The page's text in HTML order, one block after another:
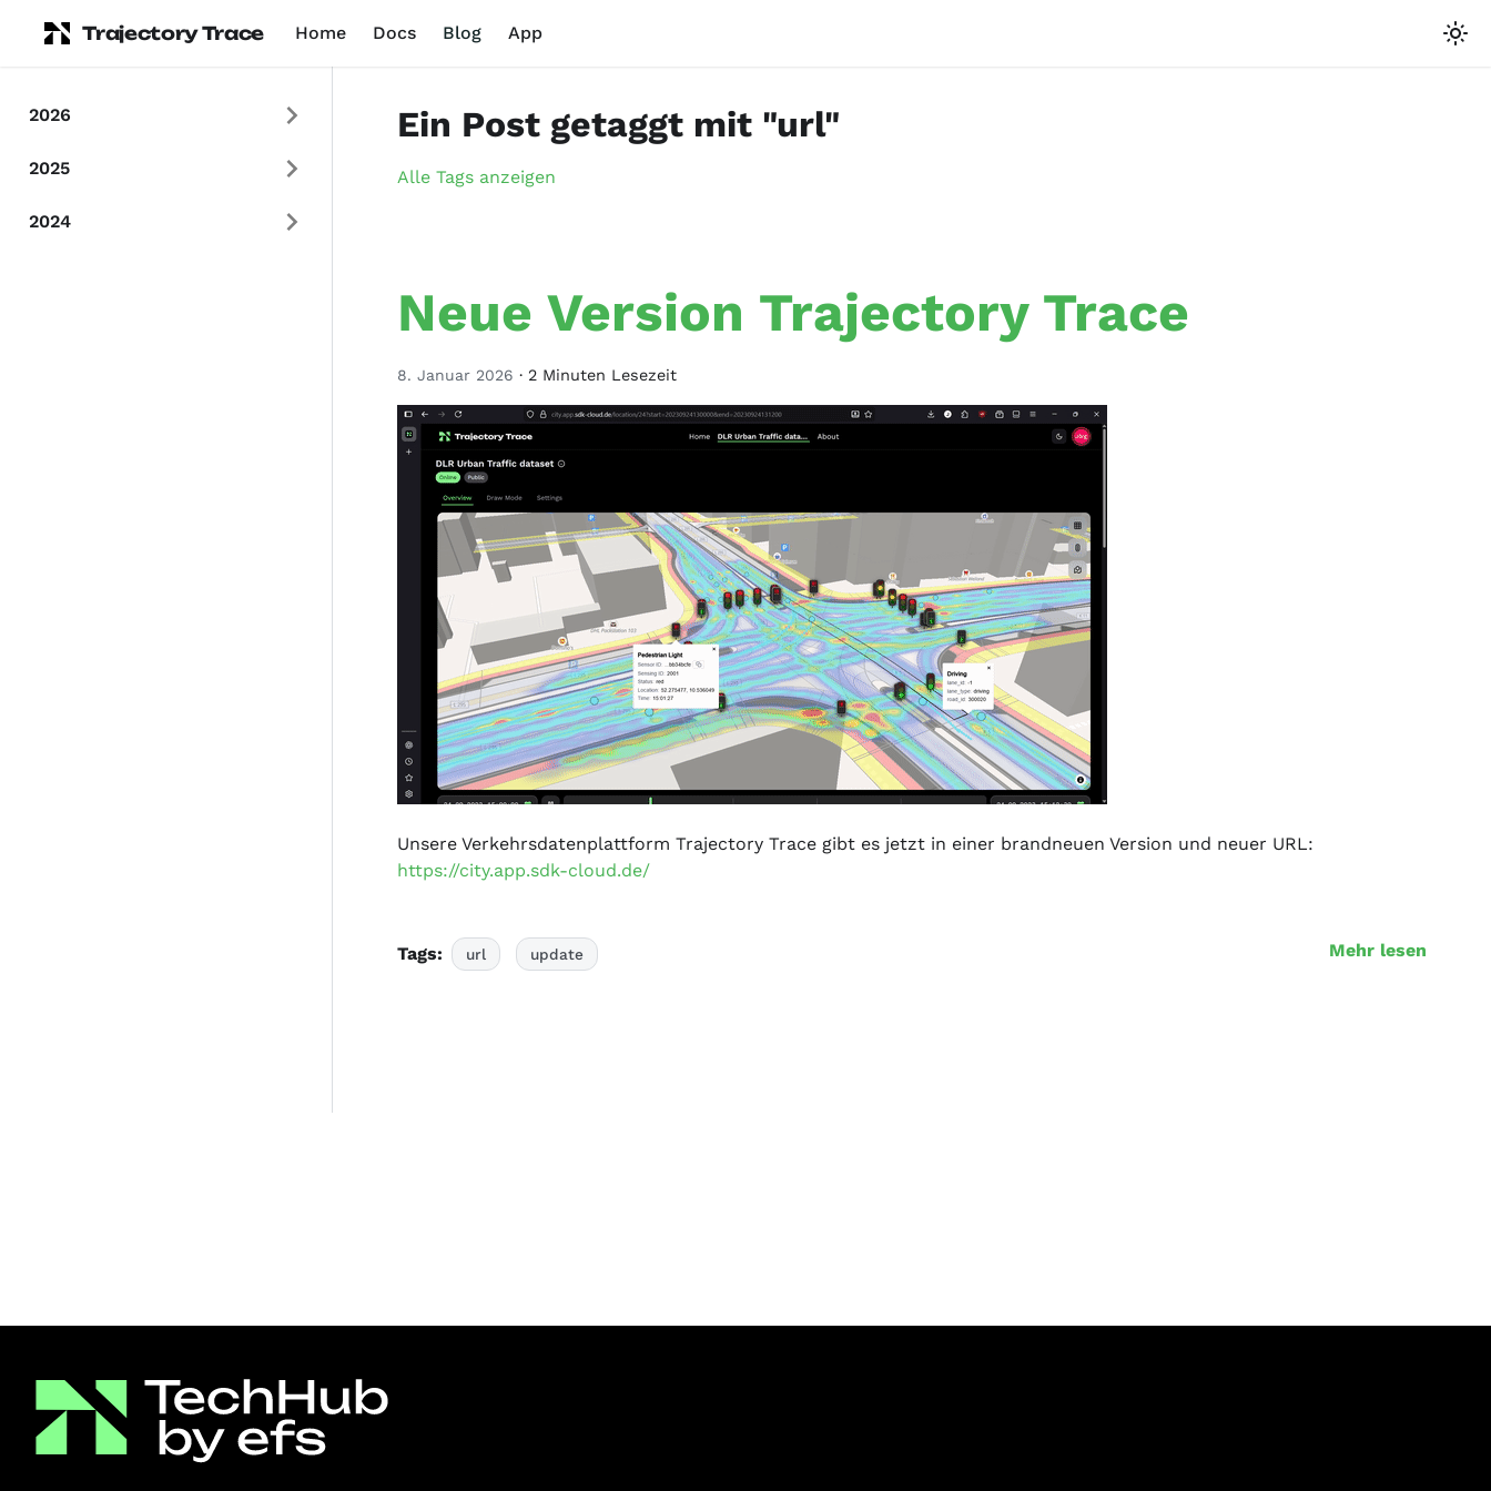
Trajectory Trace Home Docs Blog App
2026
2025
2024
Ein Post getaggt mit "url"
Alle Tags anzeigen
Neue Version Trajectory Trace
8. Januar 2026 · 2 Minuten Lesezeit
Unsere Verkehrsdatenplattform Trajectory Trace gibt es jetzt in einer brandneuen Version und neuer URL:
https://city.app.sdk-cloud.de/
Tags: url update Mehr lesen